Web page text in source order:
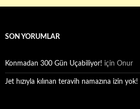
SON YORUMLAR
Konmadan 300 Gün Uçabiliyor! için Onur
Jet hızıyla kılınan teravih namazına izin yok!